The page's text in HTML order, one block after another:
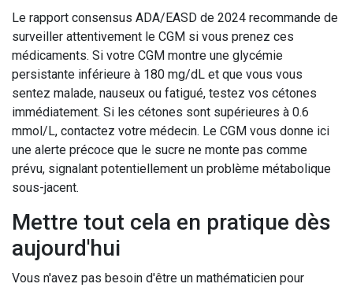
Le rapport consensus ADA/EASD de 2024 recommande de
surveiller attentivement le CGM si vous prenez ces
médicaments. Si votre CGM montre une glycémie
persistante inférieure à 180 mg/dL et que vous vous
sentez malade, nauseux ou fatigué, testez vos cétones
immédiatement. Si les cétones sont supérieures à 0.6
mmol/L, contactez votre médecin. Le CGM vous donne ici
une alerte précoce que le sucre ne monte pas comme
prévu, signalant potentiellement un problème métabolique
sous-jacent.
Mettre tout cela en pratique dès
aujourd'hui
Vous n'avez pas besoin d'être un mathématicien pour